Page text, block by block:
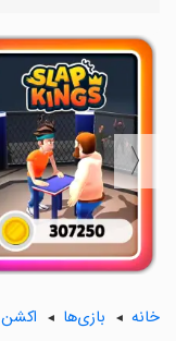
〈
خانه بازی‌ها اکشن